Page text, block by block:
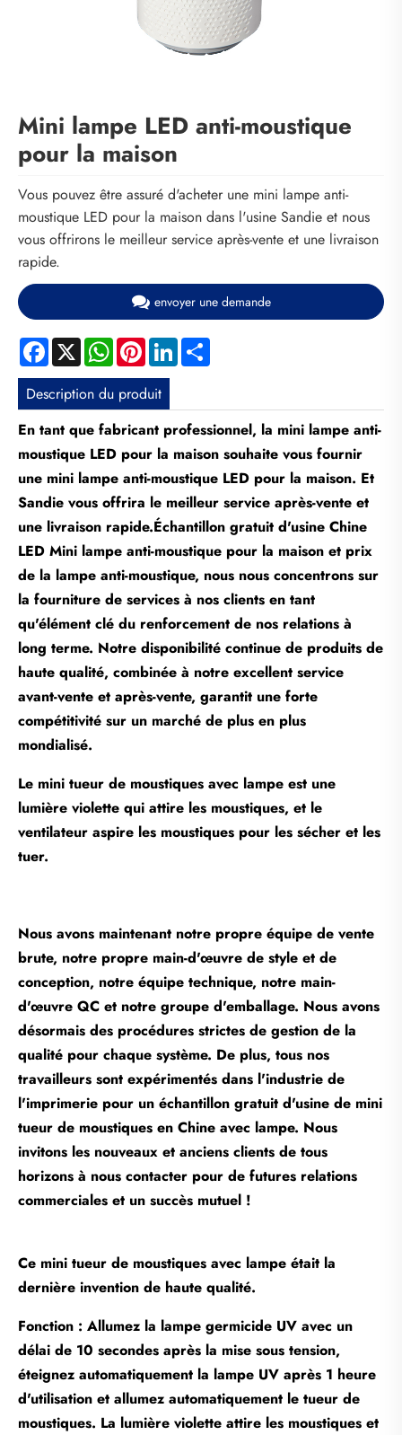
Mini lampe LED anti-moustique
pour la maison
Vous pouvez être assuré d'acheter une mini lampe anti-
moustique LED pour la maison dans l'usine Sandie et nous
vous offrirons le meilleur service après-vente et une livraison
rapide.
envoyer une demande
Facebook
X WhatsApp
PinterestLinkedIn
Description du produit
En tant que fabricant professionnel, la mini lampe anti-
moustique LED pour la maison souhaite vous fournir
une mini lampe anti-moustique LED pour la maison. Et
Sandie vous offrira le meilleur service après-vente et
une livraison rapide.Échantillon gratuit d'usine Chine
LED Mini lampe anti-moustique pour la maison et prix
de la lampe anti-moustique, nous nous concentrons sur
la fourniture de services à nos clients en tant
qu'élément clé du renforcement de nos relations à
long terme. Notre disponibilité continue de produits de
haute qualité, combinée à notre excellent service
avant-vente et après-vente, garantit une forte
compétitivité sur un marché de plus en plus
mondialisé.
Le mini tueur de moustiques avec lampe est une
lumière violette qui attire les moustiques, et le
ventilateur aspire les moustiques pour les sécher et les
tuer.
Nous avons maintenant notre propre équipe de vente
brute, notre propre main-d'œuvre de style et de
conception, notre équipe technique, notre main-
d'œuvre QC et notre groupe d'emballage. Nous avons
désormais des procédures strictes de gestion de la
qualité pour chaque système. De plus, tous nos
travailleurs sont expérimentés dans l'industrie de
l'imprimerie pour un échantillon gratuit d'usine de mini
tueur de moustiques en Chine avec lampe. Nous
invitons les nouveaux et anciens clients de tous
horizons à nous contacter pour de futures relations
commerciales et un succès mutuel !
Ce mini tueur de moustiques avec lampe était la
dernière invention de haute qualité.
Fonction : Allumez la lampe germicide UV avec un
délai de 10 secondes après la mise sous tension,
éteignez automatiquement la lampe UV après 1 heure
d'utilisation et allumez automatiquement le tueur de
moustiques. La lumière violette attire les moustiques et